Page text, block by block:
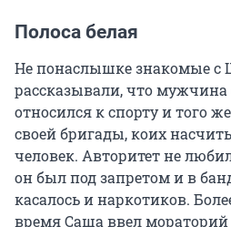
Полоса белая
Не понаслышке знакомые
рассказывали, что мужчина
относился к спорту и того
своей бригады, коих
человек. Авторитет не
он был под запретом и в
касалось и наркотиков.
время Саша ввел